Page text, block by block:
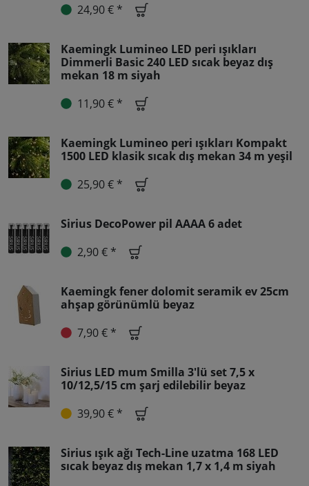
24,90 € *
Kaemingk Lumineo LED peri ışıkları
Dimmerli Basic 240 LED sıcak beyaz dış
mekan 18 m siyah
11,90 € *
Kaemingk Lumineo peri ışıkları Kompakt
1500 LED klasik sıcak dış mekan 34 m yeşil
25,90 € *
Sirius DecoPower pil AAAA 6 adet
2,90 € *
Kaemingk fener dolomit seramik ev 25cm
ahşap görünümlü beyaz
7,90 € *
Sirius LED mum Smilla 3'lü set 7,5 x
10/12,5/15 cm şarj edilebilir beyaz
39,90 € *
Sirius ışık ağı Tech-Line uzatma 168 LED
sıcak beyaz dış mekan 1,7 x 1,4 m siyah